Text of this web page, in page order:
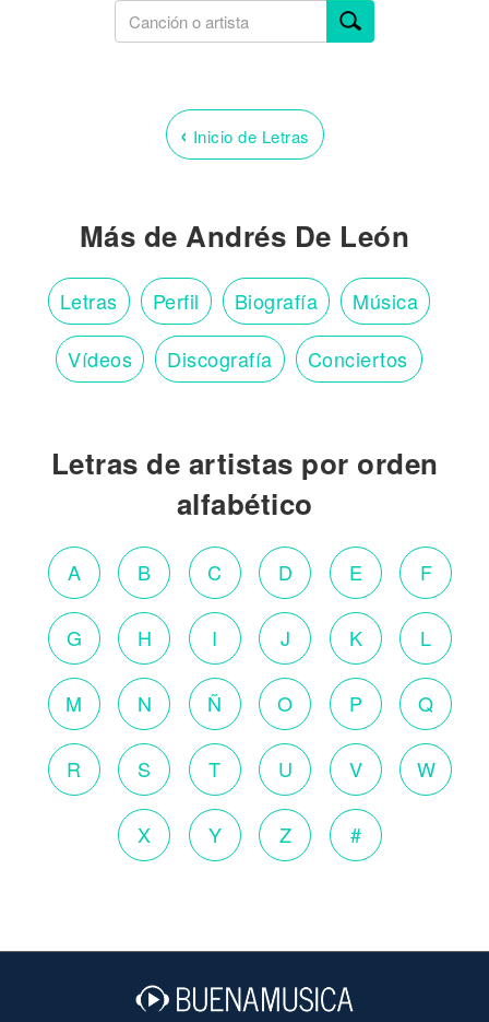
‹ Inicio de Letras
Más de Andrés De León
Letras Perfil Biografía Música
Vídeos Discografía Conciertos
Letras de artistas por orden
alfabético
A B C D E F
G H I J K L
M N Ñ O P Q
R S T U V W
X Y Z #